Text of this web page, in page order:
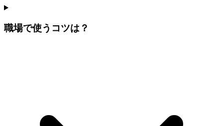
職場で使うコツは？